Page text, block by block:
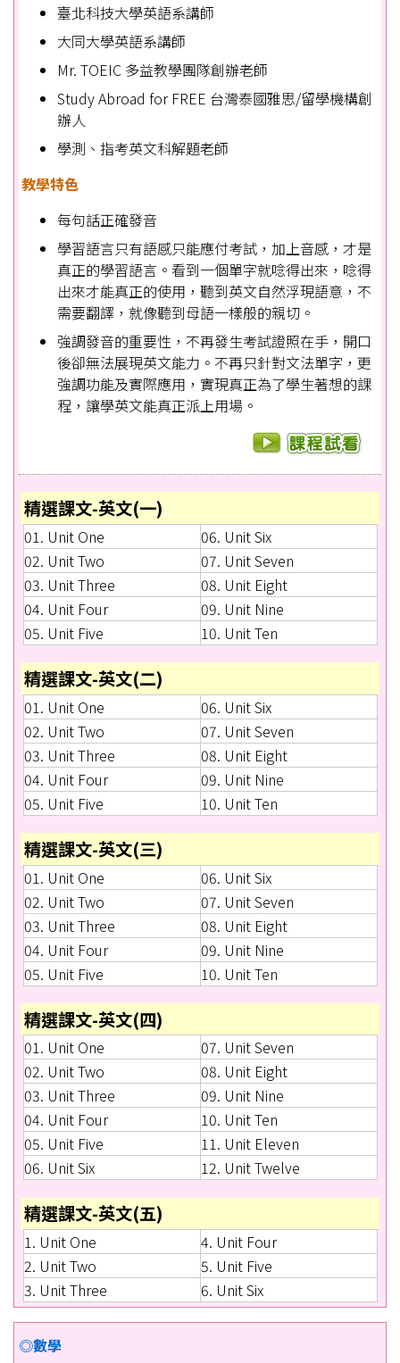
臺北科技大學英語系講師
大同大學英語系講師
Mr. TOEIC 多益教學團隊創辦老師
Study Abroad for FREE 台灣泰國雅思/留學機構創
辦人
學測、指考英文科解題老師
教學特色
每句話正確發音
學習語言只有語感只能應付考試，加上音感，才是
真正的學習語言。看到一個單字就唸得出來，唸得
出來才能真正的使用，聽到英文自然浮現語意，不
需要翻譯，就像聽到母語一樣般的親切。
強調發音的重要性，不再發生考試證照在手，開口
後卻無法展現英文能力。不再只針對文法單字，更
強調功能及實際應用，實現真正為了學生著想的課
程，讓學英文能真正派上用場。
精選課文-英文(一)
01. Unit One
06. Unit Six
02. Unit Two
07. Unit Seven
03. Unit Three
08. Unit Eight
04. Unit Four
09. Unit Nine
05. Unit Five
10. Unit Ten
精選課文-英文(二)
01. Unit One
06. Unit Six
02. Unit Two
07. Unit Seven
03. Unit Three
08. Unit Eight
04. Unit Four
09. Unit Nine
05. Unit Five
10. Unit Ten
精選課文-英文(三)
01. Unit One
06. Unit Six
02. Unit Two
07. Unit Seven
03. Unit Three
08. Unit Eight
04. Unit Four
09. Unit Nine
05. Unit Five
10. Unit Ten
精選課文-英文(四)
01. Unit One
07. Unit Seven
02. Unit Two
08. Unit Eight
03. Unit Three
09. Unit Nine
04. Unit Four
10. Unit Ten
05. Unit Five
11. Unit Eleven
06. Unit Six
12. Unit Twelve
精選課文-英文(五)
1. Unit One
4. Unit Four
2. Unit Two
5. Unit Five
3. Unit Three
6. Unit Six
◎數學